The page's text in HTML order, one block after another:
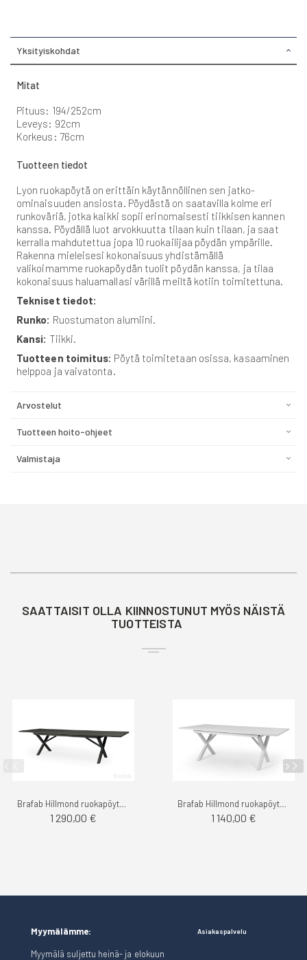
Yksityiskohdat
Mitat
Pituus: 194/252cm
Leveys: 92cm
Korkeus: 76cm
Tuotteen tiedot
Lyon ruokapöytä on erittäin käytännöllinen sen jatko-
ominaisuuden ansiosta. Pöydästä on saatavilla kolme eri
runkoväriä, jotka kaikki sopii erinomaisesti tiikkisen kannen
kanssa. Pöydällä luot arvokkuutta tilaan kuin tilaan, ja saat
kerralla mahdutettua jopa 10 ruokailijaa pöydän ympärille.
Rakenna mieleisesi kokonaisuus yhdistämällä
valikoimamme ruokapöydän tuolit pöydän kanssa, ja tilaa
kokonaisuus haluamallasi värillä meiltä kotiin toimitettuna.
Tekniset tiedot:
Runko: Ruostumaton alumiini.
Kansi: Tiikki.
Tuotteen toimitus: Pöytä toimitetaan osissa, kasaaminen
helppoa ja vaivatonta.
Arvostelut
Tuotteen hoito-ohjeet
Valmistaja
SAATTAISIT OLLA KIINNOSTUNUT MYÖS NÄISTÄ
TUOTTEISTA
1 290,00 € 1 140,00 €
Myymälämme:
Myymälä suljettu heinä- ja elokuun
Asiakaspalvelu